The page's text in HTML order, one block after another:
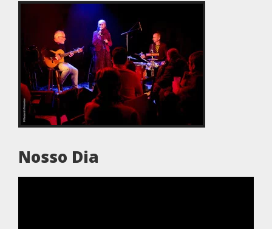
Nosso Dia